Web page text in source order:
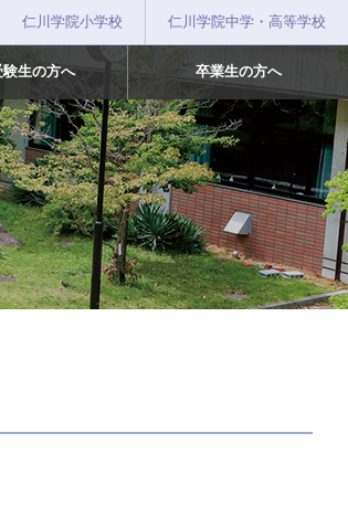
仁川学院小学校 仁川学院中学・高等学校
生の方へ 卒業生の方へ